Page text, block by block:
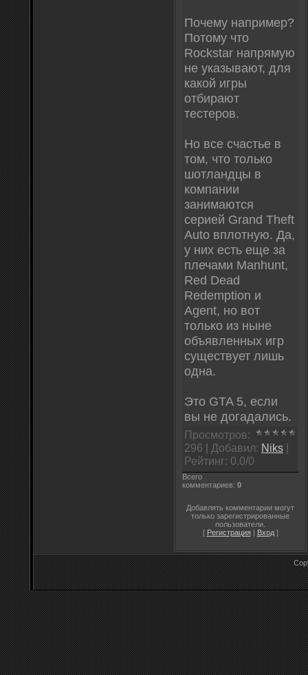
Почему например?
Потому что
Rockstar напрямую
не указывают, для
какой игры
отбирают
тестеров.
Но все счастье в
том, что только
шотландцы в
компании
занимаются
серией Grand Theft
Auto вплотную. Да,
у них есть еще за
плечами Manhunt,
Red Dead
Redemption и
Agent, но вот
только из ныне
объявленных игр
существует лишь
одна.
Это GTA 5, если
вы не догадались.
Просмотров:
296 | Добавил: Niks |
Рейтинг: 0.0/0
Всего
комментариев: 0
Добавлять комментарии могут
только зарегистрированные
пользователи.
[ Регистрация| Вход]